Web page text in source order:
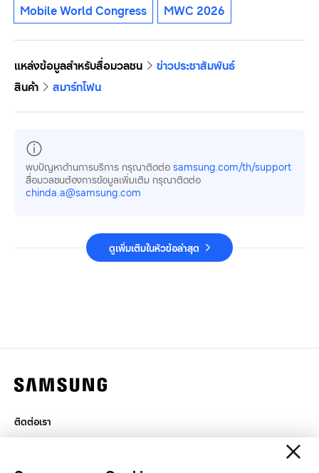
Mobile World Congress
MWC 2026
แหล่งข้อมูลสำหรับสื่อมวลชน
ข่าวประชาสัมพันธ์
สินค้า
สมาร์ทโฟน
พบปัญหาด้านการบริการ กรุณาติดต่อ samsung.com/th/support
สื่อมวลชนต้องการข้อมูลเพิ่มเติม กรุณาติดต่อ
chinda.a@samsung.com
ดูเพิ่มเติมในหัวข้อล่าสุด
ติดต่อเรา